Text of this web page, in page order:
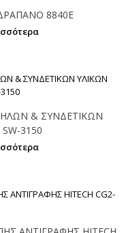
8840E
& ΣΥΝΔΕΤΙΚΩΝ
3150